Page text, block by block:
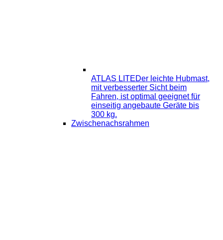
ATLAS LITEDer leichte Hubmast,
mit verbesserter Sicht beim
Fahren, ist optimal geeignet für
einseitig angebaute Geräte bis
300 kg.
Zwischenachsrahmen